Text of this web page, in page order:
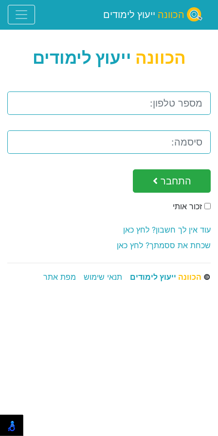
הכוונה ייעוץ לימודים
הכוונה ייעוץ לימודים
התחבר
זכור אותי
עוד אין לך חשבון? לחץ כאן
שכחת את ססמתך? לחץ כאן
© הכוונה ייעוץ לימודים תנאי שימוש מפת אתר